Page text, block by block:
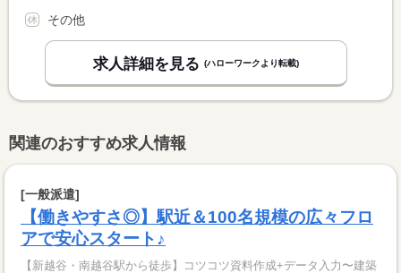
その他
求人詳細を見る (ハローワークより転載)
関連のおすすめ求人情報
[一般派遣]
【働きやすさ◎】駅近＆100名規模の広々フロ
アで安心スタート♪
【新越谷・南越谷駅から徒歩】コツコツ資料作成+データ入力〜建築